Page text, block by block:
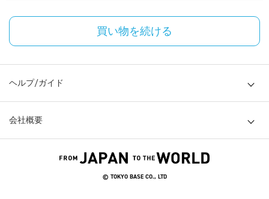
買い物を続ける
ヘルプ/ガイド
会社概要
© TOKYO BASE CO., LTD